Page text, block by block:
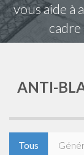
vous aide à
ANTI-
Tous